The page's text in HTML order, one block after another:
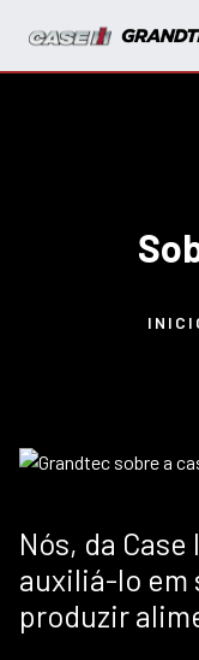
Nós, da
auxiliá-lo em
produzir